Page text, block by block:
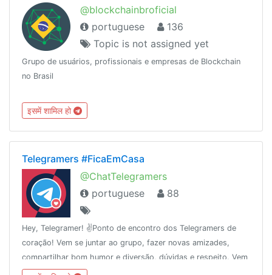
@blockchainbroficial
portuguese
136
Topic is not assigned yet
Grupo de usuários, profissionais e empresas de Blockchain
no Brasil
इसमें शामिल हो
Telegramers #FicaEmCasa
@ChatTelegramers
portuguese
88
Hey, Telegramer! ✌️Ponto de encontro dos Telegramers de
coração! Vem se juntar ao grupo, fazer novas amizades,
compartilhar bom humor e diversão, dúvidas e respeito. Vem
para #oladoazuldaforça 💙✈️